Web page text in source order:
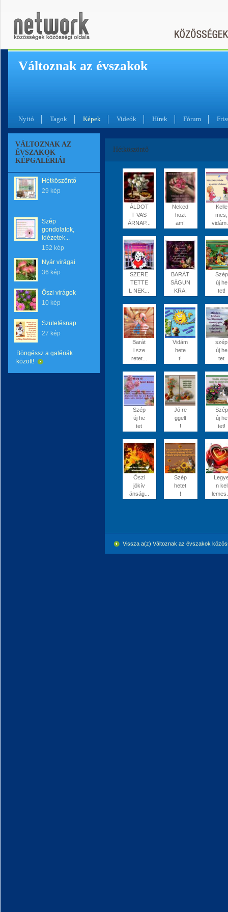
Változnak az évszakok
Nyitó Tagok Képek Videók Hírek Fórum
VÁLTOZNAK AZ
ÉVSZAKOK
KÉPGALÉRIÁI
Hétköszöntő
29 kép
Szép
gondolatok,
idézetek...
152 kép
Nyár virágai
36 kép
Őszi virágok
10 kép
Születésnap
27 kép
Böngéssz a galériák
között!
Hétköszöntő
ÁLDOT
T VAS
ÁRNAP...
Neked
hozt
am!
Kelle
mes,
SZERE
TETTE
L NEK...
BARÁT
SÁGUN
KRA.
Szép
új he
tet!
Barát
i sze
retet...
Vidám
hete
t!
szép
új he
tet
Szép
új he
tet
Jó re
ggelt
!
Szép
új he
tet!
Őszi
jókív
ánság...
Szép
hetet
!
n kel
Vissza a(z) Változnak az évszakok